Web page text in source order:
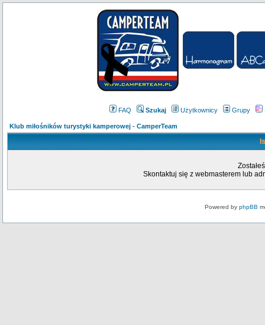
FAQ Szukaj Użytkownicy Grupy
Klub miłośników turystyki kamperowej - CamperTeam
Skontaktuj się z webmasterem lub
Powered by phpBB